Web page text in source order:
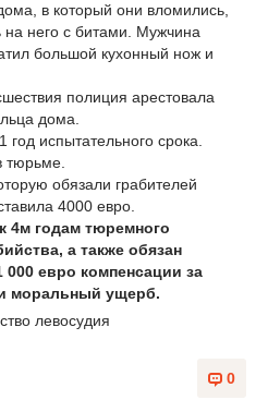
в который они вломились,
него с битами. Мужчина
большой кухонный нож и
полиция арестовала
дома.
испытательного срока.
тюрьме.
обязали грабителей
4000 евро.
4м годам тюремного
а также обязан
евро компенсации за
моральный ущерб.
0